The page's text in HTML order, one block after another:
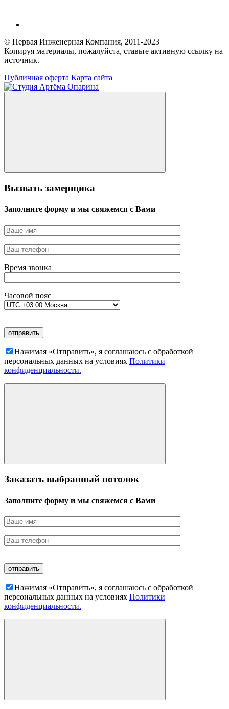
© Первая Инженерная Компания, 2011-2023
Копируя материалы, пожалуйста, ставьте активную ссылку на
источник.
Публичная оферта Карта сайта
Вызвать замерщика
Заполните форму и мы свяжемся с Вами
Время звонка
Часовой пояс
Нажимая «Отправить», я соглашаюсь c обработкой
персональных данных на условиях Политики
конфиденциальности.
Заказать выбранный потолок
Заполните форму и мы свяжемся с Вами
Нажимая «Отправить», я соглашаюсь c обработкой
персональных данных на условиях Политики
конфиденциальности.